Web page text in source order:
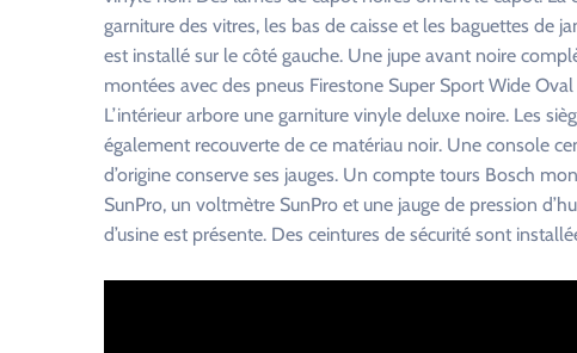
garniture des vitres, les bas de caisse et les baguettes de
est installé sur le côté gauche. Une jupe avant noire
montées avec des pneus Firestone Super Sport Wide
L’intérieur arbore une garniture vinyle deluxe noire. Les
également recouverte de ce matériau noir. Une console
d’origine conserve ses jauges. Un compte tours Bosch
SunPro, un voltmètre SunPro et une jauge de pression
d’usine est présente. Des ceintures de sécurité sont